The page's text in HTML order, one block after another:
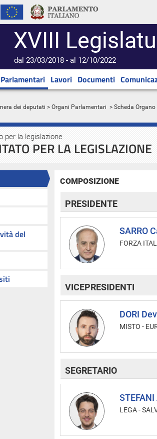
XVIII
dal 23/03/2018 - al 12/10/2022
Lavori Documenti
dei deputati > Organi Parlamentari > Scheda Organo
per la legislazione
PER LA LEGISLAZIONE
del
COMPOSIZIONE
PRESIDENTE
SARRO
FORZA
VICEPRESIDENTI
DORI
MISTO -
SEGRETARIO
LEGA -